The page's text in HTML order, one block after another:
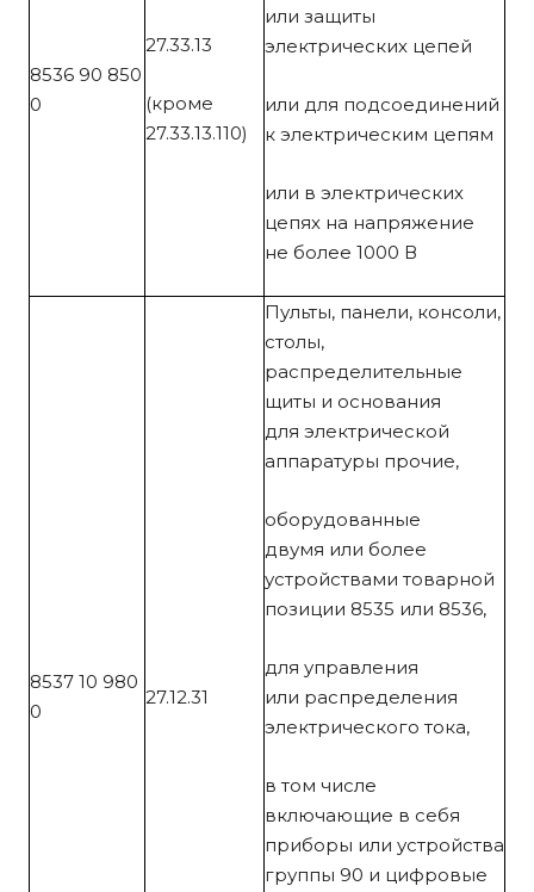
8536 90 850
0
27.33.13
(кроме
27.33.13.110)
или защиты
электрических цепей
или для подсоединений
к электрическим цепям
или в электрических
цепях на напряжение
не более 1000 В
8537 10 980
0
27.12.31
Пульты, панели, консоли,
столы,
распределительные
щиты и основания
для электрической
аппаратуры прочие,
оборудованные
двумя или более
устройствами товарной
позиции 8535 или 8536,
для управления
или распределения
электрического тока,
в том числе
включающие в себя
приборы или устройства
группы 90 и цифровые